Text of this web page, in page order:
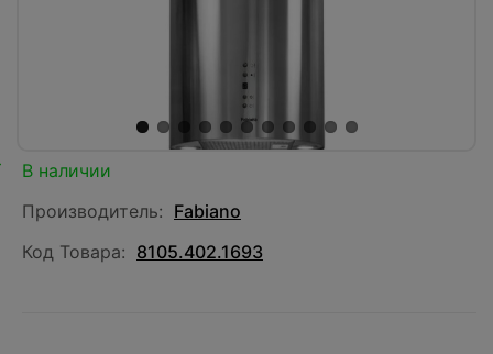
В наличии
Производитель: Fabiano
Код Товара: 8105.402.1693